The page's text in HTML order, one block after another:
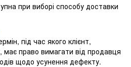
при виборі способу доставки
під час якого клієнт,
має право вимагати від продавця
щодо усунення дефекту.